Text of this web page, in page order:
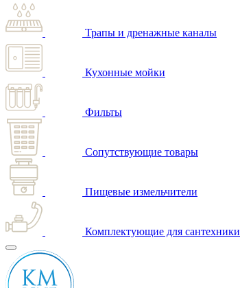
Трапы и дренажные каналы
Кухонные мойки
Фильты
Сопутствующие товары
Пищевые измельчители
Комплектующие для сантехники